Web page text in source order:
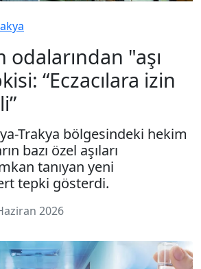
odalarından "aşı
“Eczacılara izin
Trakya bölgesindeki hekim
bazı özel aşıları
tanıyan yeni
tepki gösterdi.
2026